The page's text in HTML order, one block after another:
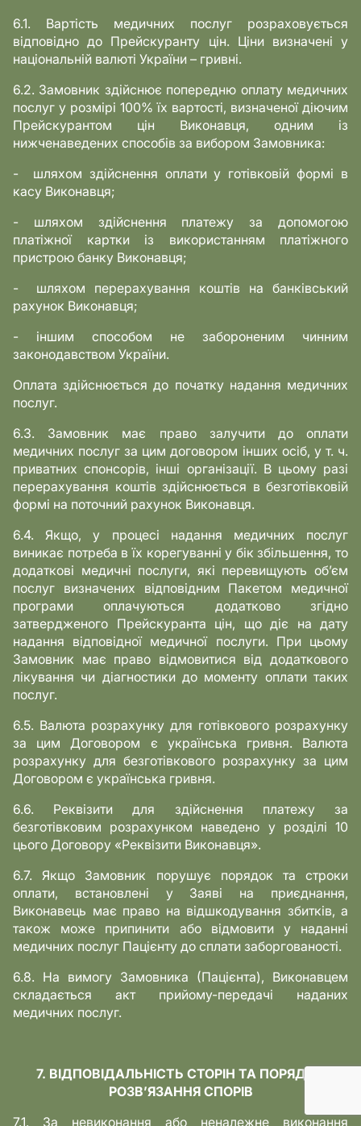
6.1. Вартість медичних послуг розраховується
відповідно до Прейскуранту цін. Ціни визначені у
національній валюті України – гривні.
6.2. Замовник здійснює попередню оплату медичних
послуг у розмірі 100% їх вартості, визначеної діючим
Прейскурантом цін Виконавця, одним із
нижченаведених способів за вибором Замовника:
- шляхом здійснення оплати у готівковій формі в
касу Виконавця;
- шляхом здійснення платежу за допомогою
платіжної картки із використанням платіжного
пристрою банку Виконавця;
- шляхом перерахування коштів на банківський
рахунок Виконавця;
- іншим способом не забороненим чинним
законодавством України.
Оплата здійснюється до початку надання медичних
послуг.
6.3. Замовник має право залучити до оплати
медичних послуг за цим договором інших осіб, у т. ч.
приватних спонсорів, інші організації. В цьому разі
перерахування коштів здійснюється в безготівковій
формі на поточний рахунок Виконавця.
6.4. Якщо, у процесі надання медичних послуг
виникає потреба в їх корегуванні у бік збільшення, то
додаткові медичні послуги, які перевищують об’єм
послуг визначених відповідним Пакетом медичної
програми оплачуються додатково згідно
затвердженого Прейскуранта цін, що діє на дату
надання відповідної медичної послуги. При цьому
Замовник має право відмовитися від додаткового
лікування чи діагностики до моменту оплати таких
послуг.
6.5. Валюта розрахунку для готівкового розрахунку
за цим Договором є українська гривня. Валюта
розрахунку для безготівкового розрахунку за цим
Договором є українська гривня.
6.6. Реквізити для здійснення платежу за
безготівковим розрахунком наведено у розділі 10
цього Договору «Реквізити Виконавця».
6.7. Якщо Замовник порушує порядок та строки
оплати, встановлені у Заяві на приєднання,
Виконавець має право на відшкодування збитків, а
також може припинити або відмовити у наданні
медичних послуг Пацієнту до сплати заборгованості.
6.8. На вимогу Замовника (Пацієнта), Виконавцем
складається акт прийому-передачі наданих
медичних послуг.
7. ВІДПОВІДАЛЬНІСТЬ СТОРІН ТА ПОРЯДОК
РОЗВ’ЯЗАННЯ СПОРІВ
7.1. За невиконання або неналежне виконання